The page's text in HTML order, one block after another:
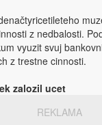
z nedbalosti.
vyuzit svuj
z trestne cinnosti.
zalozil ucet
REKLAMA